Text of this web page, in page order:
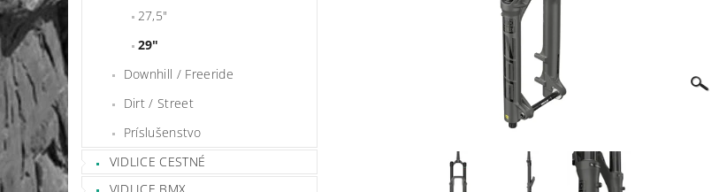
27,5"
29"
Downhill / Freeride
Dirt / Street
Príslušenstvo
VIDLICE CESTNÉ